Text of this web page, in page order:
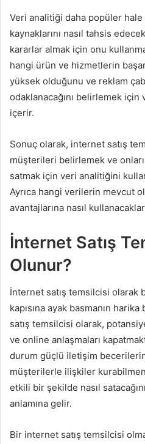
Veri analitiği daha popüler
kaynaklarını nasıl tahsis
kararlar almak için onu
hangi ürün ve hizmetlerin
yüksek olduğunu ve reklam
odaklanacağını belirlemek için
içerir.
Sonuç olarak, internet satış
müşterileri belirlemek ve
satmak için veri analitiğini
Ayrıca hangi verilerin mevcut
avantajlarına nasıl
İnternet Satış
Olunur?
İnternet satış temsilcisi olarak
kapısına ayak basmanın
satış temsilcisi olarak,
ve online anlaşmaları
durum güçlü iletişim
müşterilerle ilişkiler
etkili bir şekilde nasıl
anlamına gelir.
Bir internet satış temsilcisi